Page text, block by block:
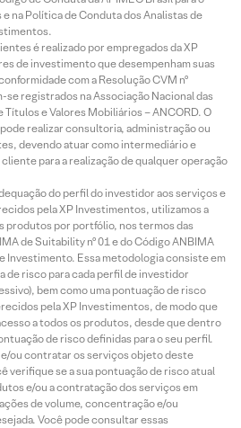
na Política de Conduta dos Analistas de
é realizado por empregados da XP
de investimento que desempenham suas
com a Resolução CVM nº
registrados na Associação Nacional das
e Valores Mobiliários – ANCORD. O
realizar consultoria, administração ou
devendo atuar como intermediário e
para a realização de qualquer operação
do perfil do investidor aos serviços e
pela XP Investimentos, utilizamos a
produtos por portfólio, nos termos das
de Suitability nº 01 e do Código ANBIMA
Investimento. Essa metodologia consiste em
de risco para cada perfil de investidor
bem como uma pontuação de risco
pela XP Investimentos, de modo que
a todos os produtos, desde que dentro
de risco definidas para o seu perfil.
ou contratar os serviços objeto deste
verifique se a sua pontuação de risco atual
e/ou a contratação dos serviços em
de volume, concentração e/ou
Você pode consultar essas